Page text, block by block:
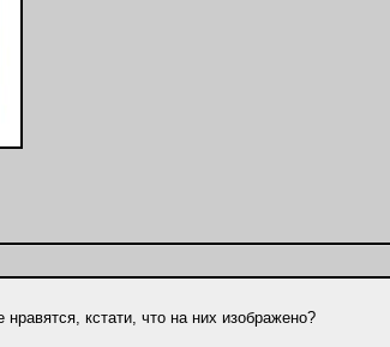
кстати, что на них изображено?